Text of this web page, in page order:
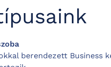
berendezett Business